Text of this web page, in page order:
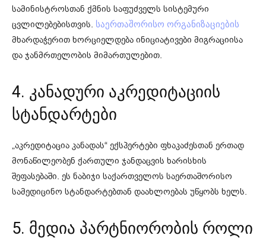
სამინისტროსთან ქმნის საფუძველს სისტემური
ცვლილებებისთვის. საერთაშორისო ორგანიზაციების
მხარდაჭერით ხორციელდება ინიციატივები მიგრაციისა
და ჯანმრთელობის მიმართულებით.
4. კანადური აკრედიტაციის
სტანდარტები
„აკრედიტაცია კანადას“ ექსპერტები ფხაკაძესთან ერთად
მონაწილეობენ ქართული ჯანდაცვის ხარისხის
შეფასებაში. ეს ნაბიჯი საქართველოს საერთაშორისო
სამედიცინო სტანდარტებთან დაახლოებას უწყობს ხელს.
5. მედია პარტნიორობის როლი